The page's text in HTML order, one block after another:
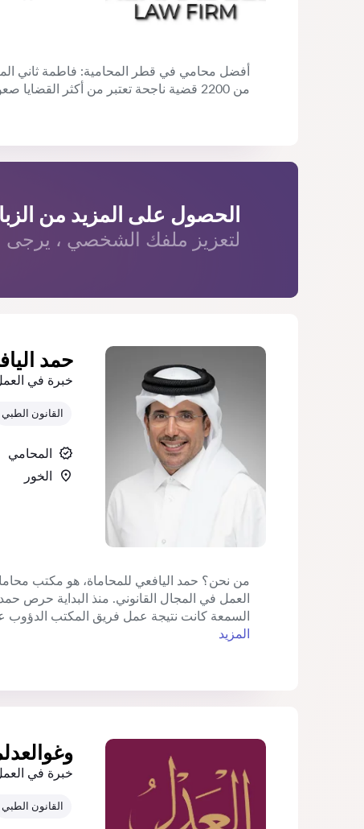
من 2200 قضية ناجحة تعتبر من أكثر القضايا صعوبة . احجز الآن لاستشارة قانونية وآتساب
الحصول على المزيد من
لتعزيز ملفك الشخصي ، يرجى
حمد
خبرة في
القانون الطبي
المحامي
الخور‎
من نحن؟ حمد اليافعي للمحاماة، هو مكتب
العمل في المجال القانوني. منذ البداية حرص
السمعة كانت نتيجة عمل فريق المكتب الدؤوب
المزيد
خبرة في
القانون الطبي